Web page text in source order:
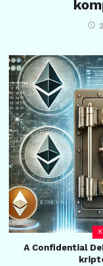
A Confidential